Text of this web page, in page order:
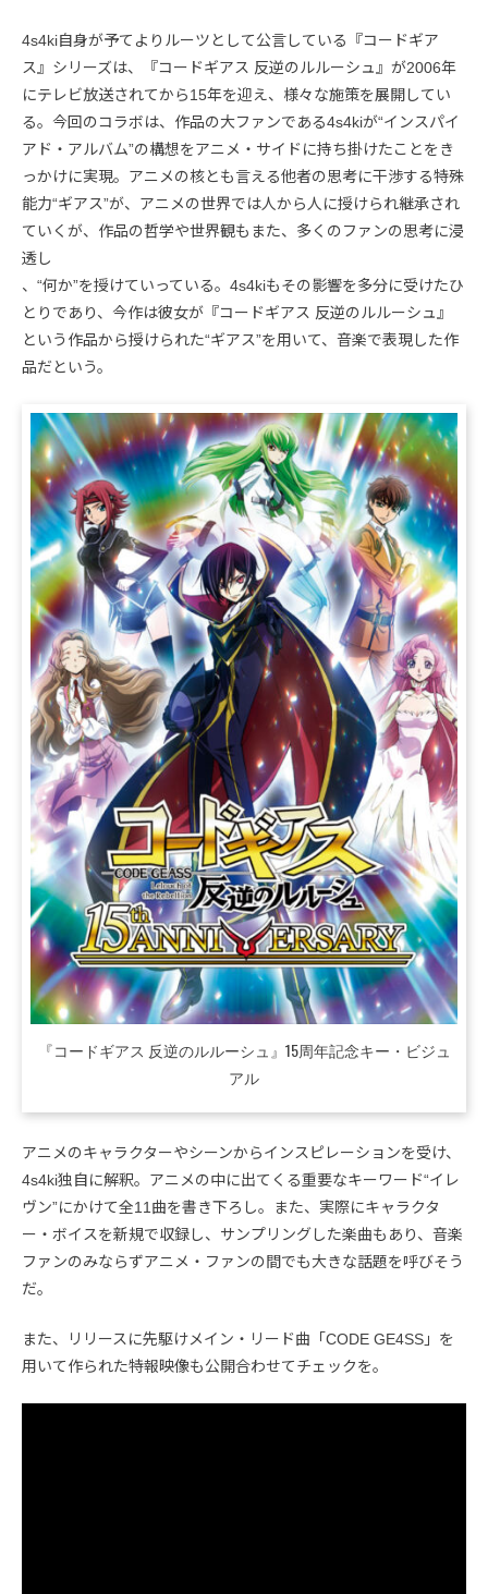
4s4ki自身が予てよりルーツとして公言している『コードギア
ス』シリーズは、『コードギアス 反逆のルルーシュ』が2006年
にテレビ放送されてから15年を迎え、様々な施策を展開してい
る。今回のコラボは、作品の大ファンである4s4kiが“インスパイ
アド・アルバム”の構想をアニメ・サイドに持ち掛けたことをき
っかけに実現。アニメの核とも言える他者の思考に干渉する特殊
能力“ギアス”が、アニメの世界では人から人に授けられ継承され
ていくが、作品の哲学や世界観もまた、多くのファンの思考に浸
透し
、“何か”を授けていっている。4s4kiもその影響を多分に受けたひ
とりであり、今作は彼女が『コードギアス 反逆のルルーシュ』
という作品から授けられた“ギアス”を用いて、音楽で表現した作
品だという。
『コードギアス 反逆のルルーシュ』15周年記念キー・ビジュ
アル
アニメのキャラクターやシーンからインスピレーションを受け、
4s4ki独自に解釈。アニメの中に出てくる重要なキーワード“イレ
ヴン”にかけて全11曲を書き下ろし。また、実際にキャラクタ
ー・ボイスを新規で収録し、サンプリングした楽曲もあり、音楽
ファンのみならずアニメ・ファンの間でも大きな話題を呼びそう
だ。
また、リリースに先駆けメイン・リード曲「CODE GE4SS」を
用いて作られた特報映像も公開合わせてチェックを。